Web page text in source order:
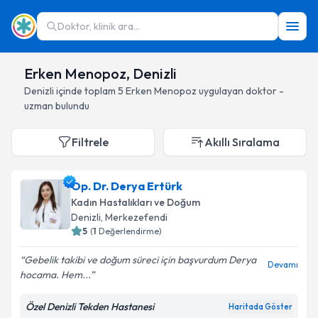
Doktor, klinik ara...
Erken Menopoz, Denizli
Denizli içinde toplam 5 Erken Menopoz uygulayan doktor -
uzman bulundu
Filtrele Akıllı Sıralama
Op. Dr. Derya Ertürk
Kadın Hastalıkları ve Doğum
Denizli, Merkezefendi
5 (1 Değerlendirme)
Gebelik takibi ve doğum süreci için başvurdum Derya
hocama. Hem...
Devamı
Özel Denizli Tekden Hastanesi Haritada Göster